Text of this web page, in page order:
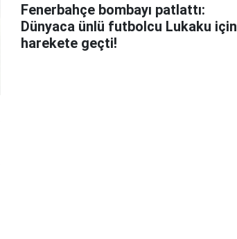
Fenerbahçe bombayı patlattı:
Dünyaca ünlü futbolcu Lukaku için
harekete geçti!